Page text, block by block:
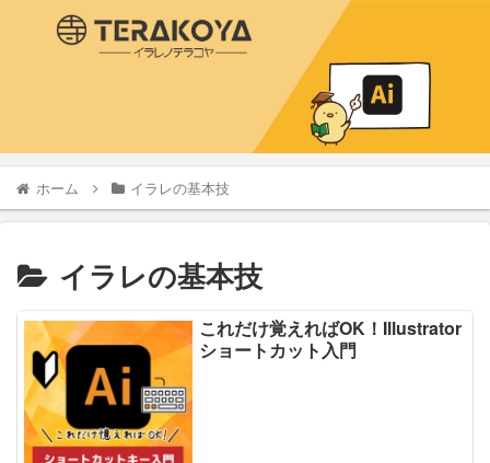
ホーム イラレの基本技
イラレの基本技
これだけ覚えればOK！Illustrator
ショートカット入門